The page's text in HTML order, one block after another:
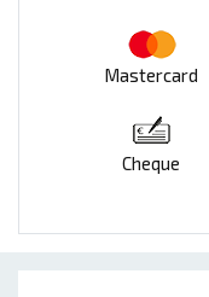
Mastercard
Cheque